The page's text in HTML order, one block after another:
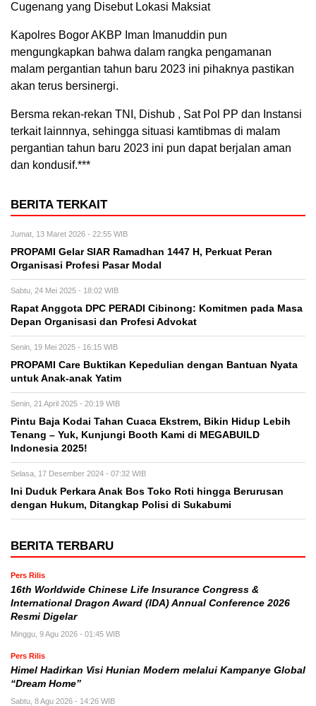
Cugenang yang Disebut Lokasi Maksiat
Kapolres Bogor AKBP Iman Imanuddin pun
mengungkapkan bahwa dalam rangka pengamanan
malam pergantian tahun baru 2023 ini pihaknya pastikan
akan terus bersinergi.
Bersma rekan-rekan TNI, Dishub , Sat Pol PP dan Instansi
terkait lainnnya, sehingga situasi kamtibmas di malam
pergantian tahun baru 2023 ini pun dapat berjalan aman
dan kondusif.***
BERITA TERKAIT
Jumat, 13 Maret 2026 - 22:55 WIB
PROPAMI Gelar SIAR Ramadhan 1447 H, Perkuat Peran
Organisasi Profesi Pasar Modal
Sabtu, 24 Mei 2025 - 18:02 WIB
Rapat Anggota DPC PERADI Cibinong: Komitmen pada Masa
Depan Organisasi dan Profesi Advokat
Senin, 19 Mei 2025 - 16:15 WIB
PROPAMI Care Buktikan Kepedulian dengan Bantuan Nyata
untuk Anak-anak Yatim
Senin, 21 April 2025 - 20:19 WIB
Pintu Baja Kodai Tahan Cuaca Ekstrem, Bikin Hidup Lebih
Tenang – Yuk, Kunjungi Booth Kami di MEGABUILD
Indonesia 2025!
Selasa, 17 Desember 2024 - 07:32 WIB
Ini Duduk Perkara Anak Bos Toko Roti hingga Berurusan
dengan Hukum, Ditangkap Polisi di Sukabumi
BERITA TERBARU
Pers Rilis
16th Worldwide Chinese Life Insurance Congress &
International Dragon Award (IDA) Annual Conference 2026
Resmi Digelar
Minggu, 9 Agu 2026 - 01:45 WIB
Pers Rilis
Himel Hadirkan Visi Hunian Modern melalui Kampanye Global
“Dream Home”
Sabtu, 8 Agu 2026 - 14:26 WIB